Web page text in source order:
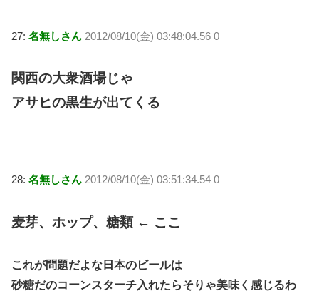
27: 名無しさん 2012/08/10(金) 03:48:04.56 0
関西の大衆酒場じゃ
アサヒの黒生が出てくる
28: 名無しさん 2012/08/10(金) 03:51:34.54 0
麦芽、ホップ、糖類 ← ここ
これが問題だよな日本のビールは
砂糖だのコーンスターチ入れたらそりゃ美味く感じるわ